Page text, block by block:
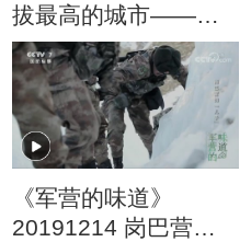
拔最高的城市——千
年古城日喀则
《军营的味道》
20191214 岗巴营